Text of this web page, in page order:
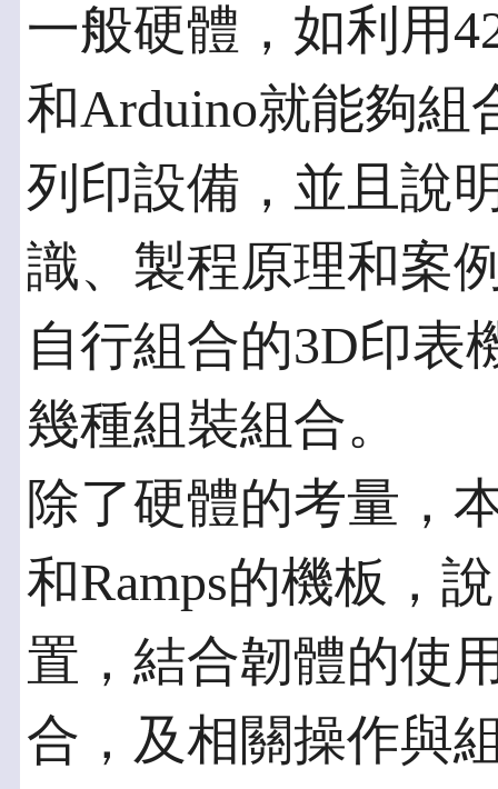
一般硬體，如利用
和Arduino就能夠組
列印設備，並且說
識、製程原理和案
自行組合的3D印表
幾種組裝組合。
除了硬體的考量，
和Ramps的機板，
置，結合韌體的使
合，及相關操作與